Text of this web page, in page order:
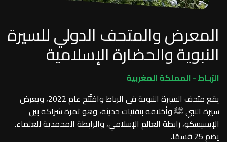
المعرض والمتحف الدولي للسيرة
النبوية والحضارة الإسلامية
الرّبـاط - المملكة المغربية
يقع متحف السيرة النبوية في الرباط وافتُتح عام 2022، ويعرض
سيرة النبي ﷺ وأخلاقه بتقنيات حديثة، وهو ثمرة شراكة بين
الإيسيسكو، رابطة العالم الإسلامي، والرابطة المحمدية للعلماء.
يضم 25 قسمًا.